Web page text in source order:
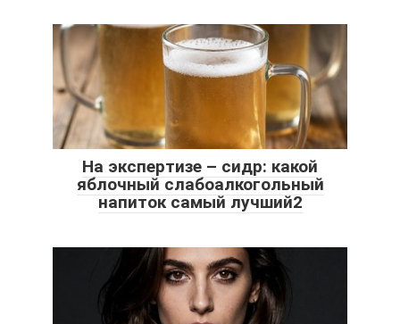
На экспертизе – сидр: какой
яблочный слабоалкогольный
напиток самый лучший2